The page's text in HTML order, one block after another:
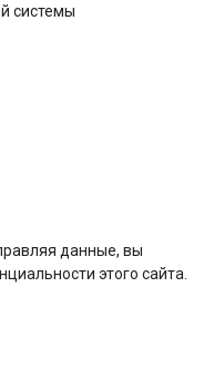
системы
данные, вы
этого сайта.